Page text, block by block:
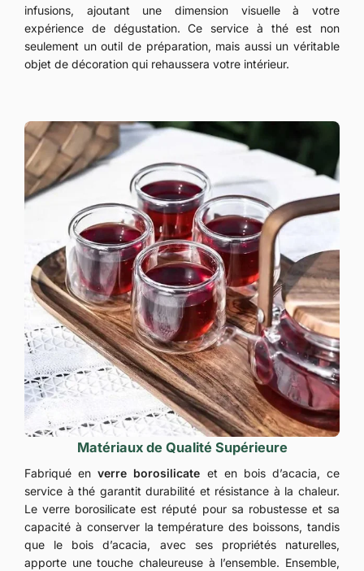
infusions, ajoutant une dimension visuelle à votre
expérience de dégustation. Ce service à thé est non
seulement un outil de préparation, mais aussi un véritable
objet de décoration qui rehaussera votre intérieur.
Matériaux de Qualité Supérieure
Fabriqué enverre borosilicate et en bois d’acacia, ce
service à thé garantit durabilité et résistance à la chaleur.
Le verre borosilicate est réputé pour sa robustesse et sa
capacité à conserver la température des boissons, tandis
que le bois d’acacia, avec ses propriétés naturelles,
apporte une touche chaleureuse à l’ensemble. Ensemble,